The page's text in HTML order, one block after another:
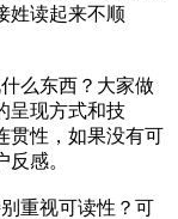
姓读起来不顺
么东西？大家做
呈现方式和技
贯性，如果没有可
感。
重视可读性？可